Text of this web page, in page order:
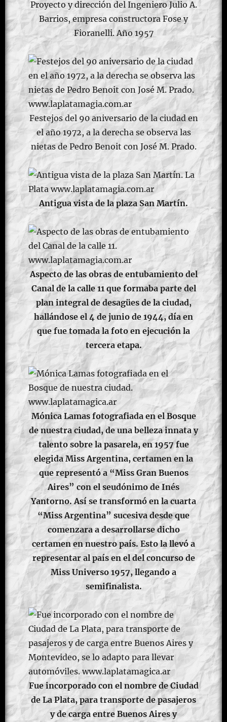
Proyecto y dirección del Ingeniero Julio A.
Barrios, empresa constructora Fose y
Fioranelli. Año 1957
Festejos del 90 aniversario de la ciudad en
el año 1972, a la derecha se observa las
nietas de Pedro Benoit con José M. Prado.
Antigua vista de la plaza San Martín.
Aspecto de las obras de entubamiento del
Canal de la calle 11 que formaba parte del
plan integral de desagües de la ciudad,
hallándose el 4 de junio de 1944, día en
que fue tomada la foto en ejecución la
tercera etapa.
Mónica Lamas fotografiada en el Bosque
de nuestra ciudad, de una belleza innata y
talento sobre la pasarela, en 1957 fue
elegida Miss Argentina, certamen en la
que representó a “Miss Gran Buenos
Aires” con el seudónimo de Inés
Yantorno. Así se transformó en la cuarta
“Miss Argentina” sucesiva desde que
comenzara a desarrollarse dicho
certamen en nuestro país. Esto la llevó a
representar al país en el del concurso de
Miss Universo 1957, llegando a
semifinalista.
Fue incorporado con el nombre de Ciudad
de La Plata, para transporte de pasajeros
y de carga entre Buenos Aires y